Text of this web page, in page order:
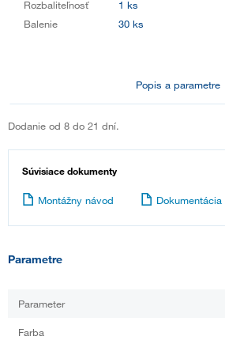
Rozbaliteľnosť
1 ks
Balenie
30 ks
Popis a parametre
Dodanie od 8 do 21 dní.
Súvisiace dokumenty
Montážny návod Dokumentácia
Parametre
Parameter
Farba